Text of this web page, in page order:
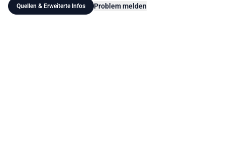
Quellen & Erweiterte Infos Problem melden